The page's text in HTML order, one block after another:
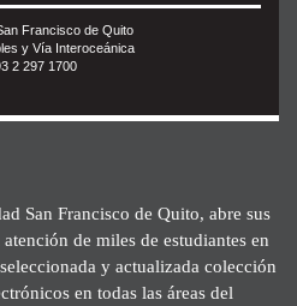
Francisco de Quito
y Vía Interoceánica
2 297 1700
San Francisco de Quito, abre sus
de miles de estudiantes en
y actualizada colección
en todas las áreas del